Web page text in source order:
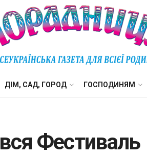
ДІМ, САД, ГОРОД ГОСПОДИНЯМ
Фестиваль